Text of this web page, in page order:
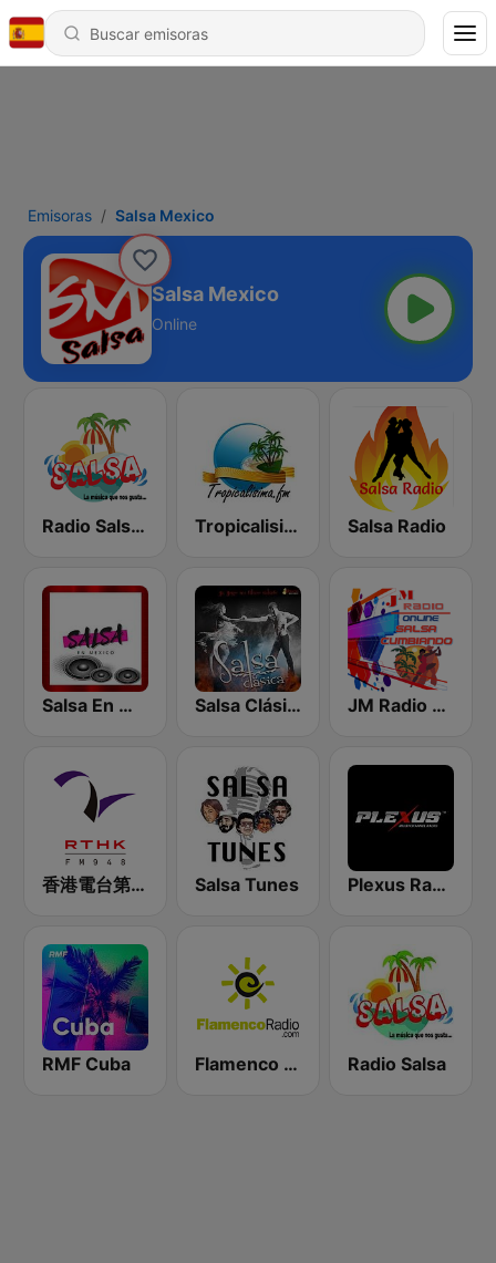
Emisoras Salsa Mexico
Salsa Mexico
Online
Radio Salsa México Tropicalisima.fm - Salsa Salsa Radio
Salsa En Mexico Salsa Clásica JM Radio Salsa Cumbiando
香港電台第二台 RTHK Radio 2 Salsa Tunes Plexus Radio - Flamenco Spain
RMF Cuba Flamenco Radio Radio Salsa